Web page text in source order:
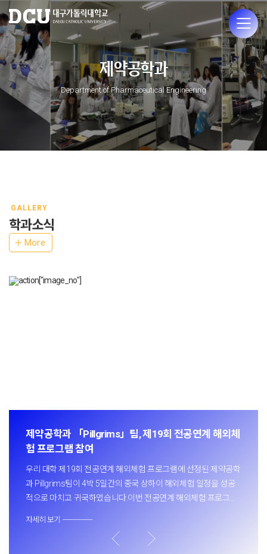
제약공학과
Department of Pharmaceutical Engineering
GALLERY
학과소식
More
제약공학과 「Pillgrims」팀, 제19회 전공연계 해외체
험 프로그램 참여
우리 대학 제19회 전공연계 해외체험 프로그램에 선정된 제약공학
과 Pillgrims팀이 4박 5일간의 중국 상하이 해외체험 일정을 성공
적으로 마치고 귀국하였습니다.이번 전공연계 해외체험 프로그램
자세히 보기 ────